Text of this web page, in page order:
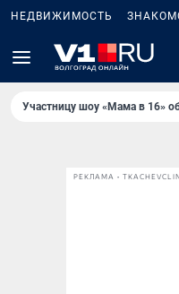
НЕДВИЖИМОСТЬ
Участницу шоу «Мама в 16»
РЕКЛАМА •